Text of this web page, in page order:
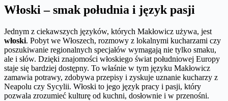
Włoski – smak południa i język pasji
Jednym z ciekawszych języków, których Makłowicz używa, jest
włoski. Pobyt we Włoszech, rozmowy z lokalnymi kucharzami czy
poszukiwanie regionalnych specjałów wymagają nie tylko smaku,
ale i słów. Dzięki znajomości włoskiego świat południowej Europy
staje się bardziej dostępny. To właśnie w tym języku Makłowicz
zamawia potrawy, zdobywa przepisy i zyskuje uznanie kucharzy z
Neapolu czy Sycylii. Włoski to jego język pracy i pasji, który
pozwala zrozumieć kulturę od kuchni, dosłownie i w przenośni.